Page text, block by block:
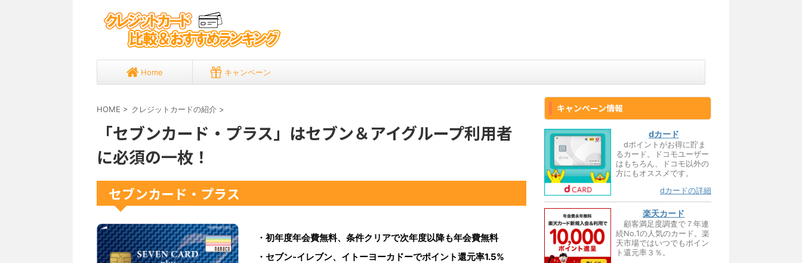
Home キャンペーン
HOME > クレジットカードの紹介 >
「セブンカード・プラス」はセブン＆アイグループ利用者
に必須の一枚！
セブンカード・プラス
・初年度年会費無料、条件クリアで次年度以降も年会費無料
・セブン-イレブン、イトーヨーカドーでポイント還元率1.5%
キャンペーン情報
dカード
dポイントがお得に貯ま
るカード。ドコモユーザー
はもちろん、ドコモ以外の
方にもオススメです。
dカードの詳細
楽天カード
顧客満足度調査で７年連
続No.1の人気のカード。楽
天市場ではいつでもポイン
ト還元率３％。